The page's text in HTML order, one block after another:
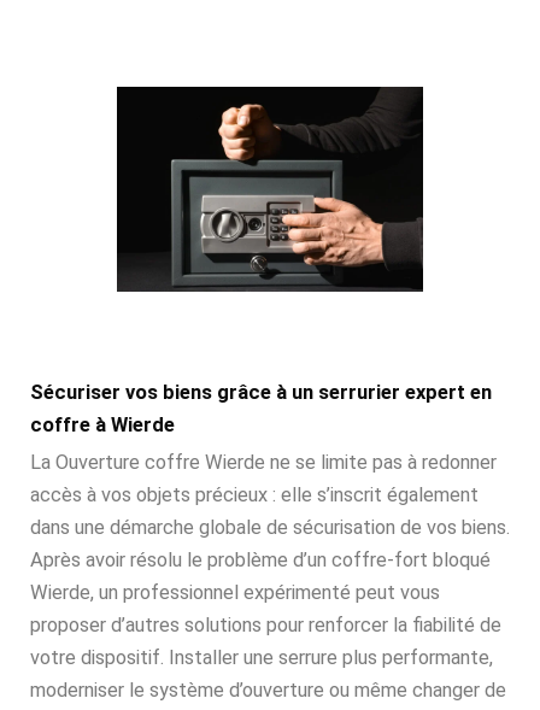
Sécuriser vos biens grâce à un serrurier expert en
coffre à Wierde
La Ouverture coffre Wierde ne se limite pas à redonner
accès à vos objets précieux : elle s’inscrit également
dans une démarche globale de sécurisation de vos biens.
Après avoir résolu le problème d’un coffre-fort bloqué
Wierde, un professionnel expérimenté peut vous
proposer d’autres solutions pour renforcer la fiabilité de
votre dispositif. Installer une serrure plus performante,
moderniser le système d’ouverture ou même changer de